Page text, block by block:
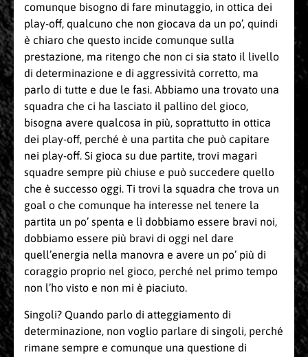
comunque bisogno di fare minutaggio, in ottica dei
play-off, qualcuno che non giocava da un po’, quindi
è chiaro che questo incide comunque sulla
prestazione, ma ritengo che non ci sia stato il livello
di determinazione e di aggressività corretto, ma
parlo di tutte e due le fasi. Abbiamo una trovato una
squadra che ci ha lasciato il pallino del gioco,
bisogna avere qualcosa in più, soprattutto in ottica
dei play-off, perché è una partita che può capitare
nei play-off. Si gioca su due partite, trovi magari
squadre sempre più chiuse e può succedere quello
che è successo oggi. Ti trovi la squadra che trova un
goal o che comunque ha interesse nel tenere la
partita un po’ spenta e lì dobbiamo essere bravi noi,
dobbiamo essere più bravi di oggi nel dare
quell’energia nella manovra e avere un po’ più di
coraggio proprio nel gioco, perché nel primo tempo
non l’ho visto e non mi è piaciuto.
Singoli? Quando parlo di atteggiamento di
determinazione, non voglio parlare di singoli, perché
rimane sempre e comunque una questione di